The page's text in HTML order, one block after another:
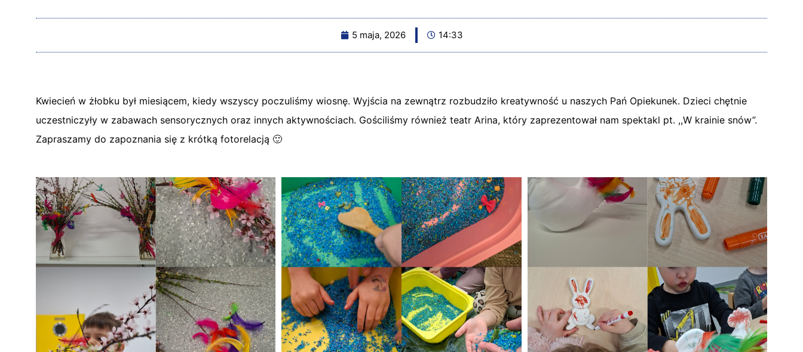
5 maja, 2026 14:33
Kwiecień w żłobku był miesiącem, kiedy wszyscy poczuliśmy wiosnę. Wyjścia na zewnątrz rozbudziło kreatywność u naszych Pań Opiekunek. Dzieci chętnie
uczestniczyły w zabawach sensorycznych oraz innych aktywnościach. Gościliśmy również teatr Arina, który zaprezentował nam spektakl pt. ,,W krainie snów”.
Zapraszamy do zapoznania się z krótką fotorelacją 🙂